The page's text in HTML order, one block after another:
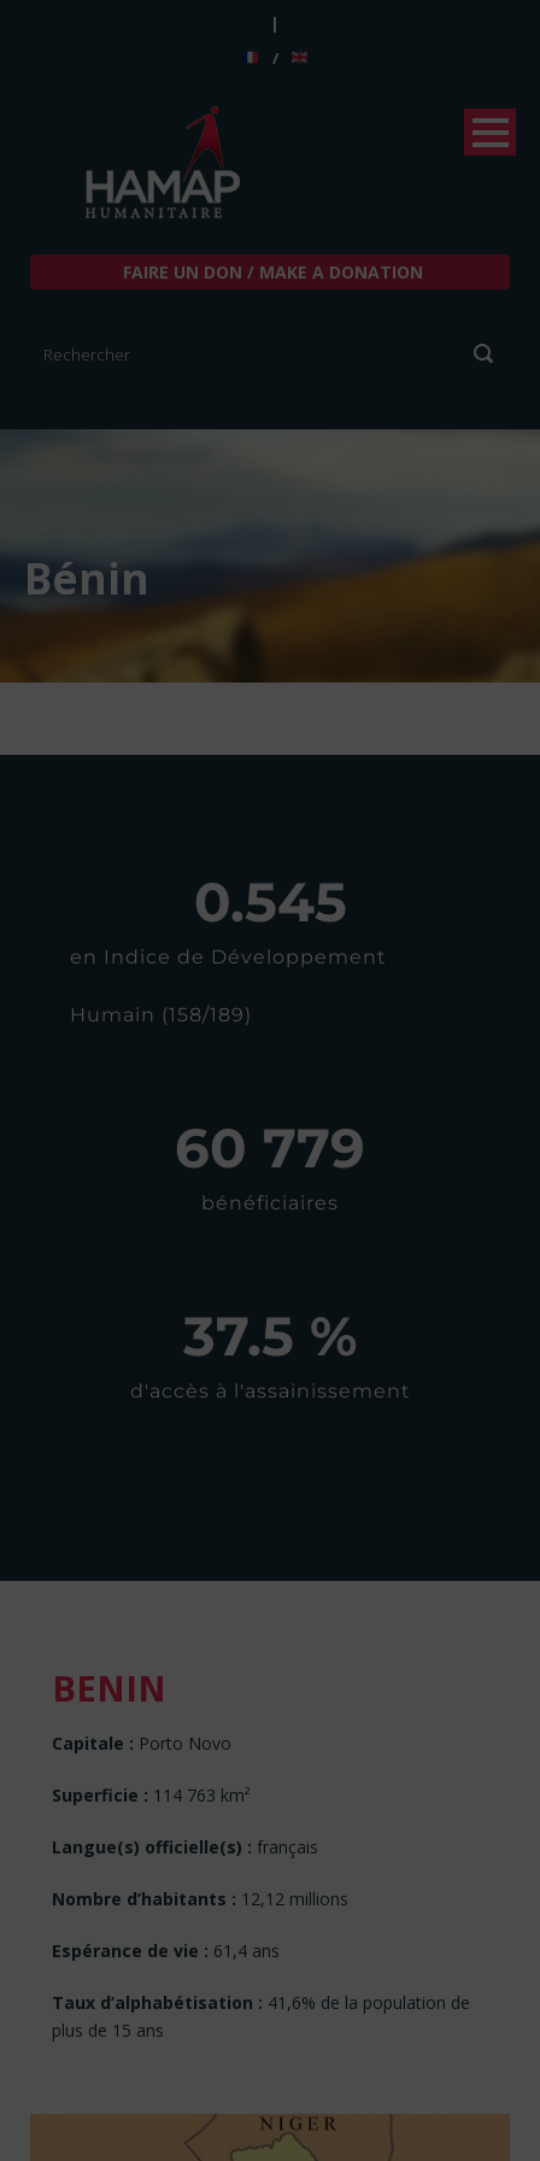
|
/
FAIRE UN DON / MAKE A DONATION
Bénin
en Indice de Développement
Humain (158/189)
0.545
bénéficiaires
60 779
d'accès à l'assainissement
37.5 %
BENIN
Capitale : Porto Novo
Superficie : 114 763 km²
Langue(s) officielle(s) : français
Nombre d’habitants : 12,12 millions
Espérance de vie : 61,4 ans
Taux d’alphabétisation : 41,6% de la population de
plus de 15 ans